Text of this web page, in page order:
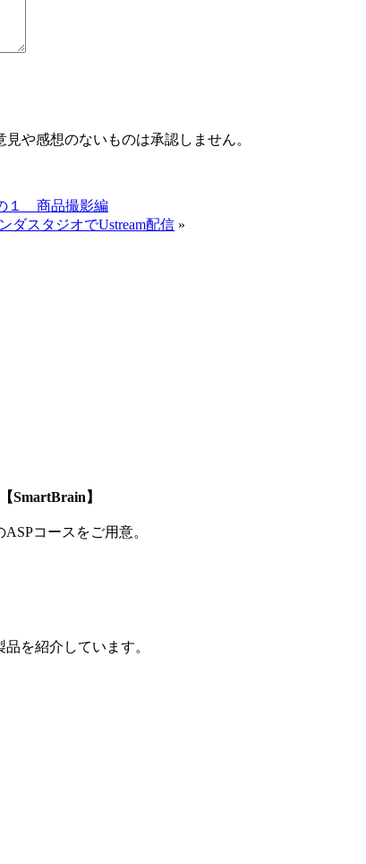
や感想のないものは承認しません。
１ 商品撮影編
ダスタジオでUstream配信 »
SmartBrain】
コースをご用意。
を紹介しています。